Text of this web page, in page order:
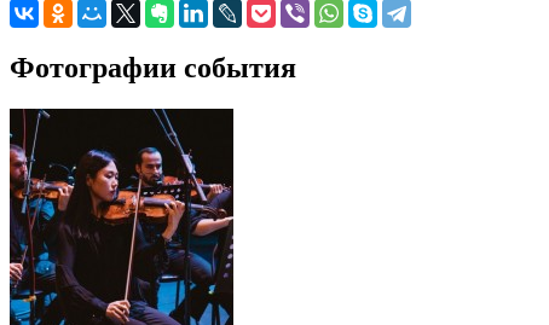
Фотографии события